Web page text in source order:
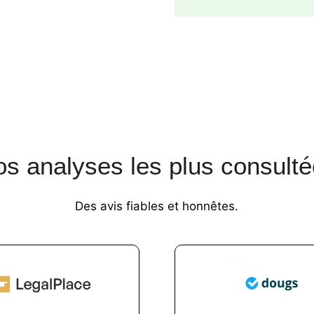
analyses les plus
Des avis fiables et honnêtes.